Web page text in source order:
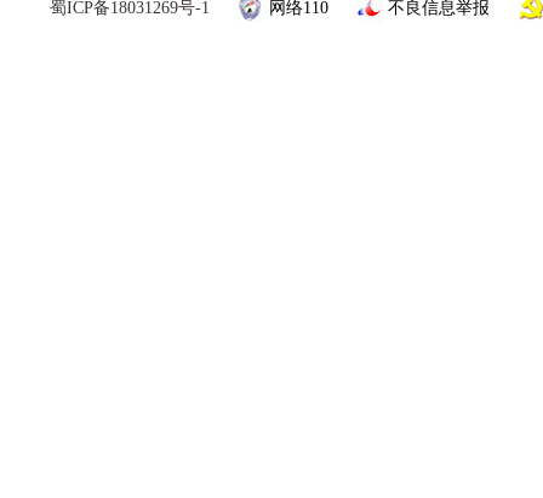
蜀ICP备18031269号-1 网络110 不良信息举报